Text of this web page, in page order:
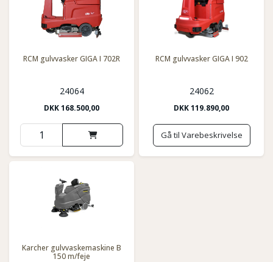
RCM gulvvasker GIGA I 702R
24064
DKK168.500,00
RCM gulvvasker GIGA I 902
24062
DKK119.890,00
Gå til Varebeskrivelse
Karcher gulvvaskemaskine B
150 m/feje